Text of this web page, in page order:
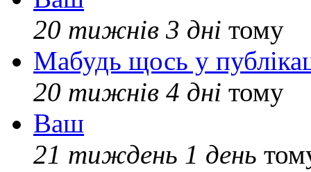
20 тижнів 3 дні тому
Мабудь щось у
20 тижнів 4 дні тому
Ваш
21 тиждень 1 день